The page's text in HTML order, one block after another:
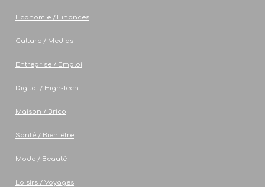
Economie / Finances
Culture / Medias
Entreprise / Emploi
Digital / High-Tech
Maison / Brico
Santé / Bien-être
Mode / Beauté
Loisirs / Voyages